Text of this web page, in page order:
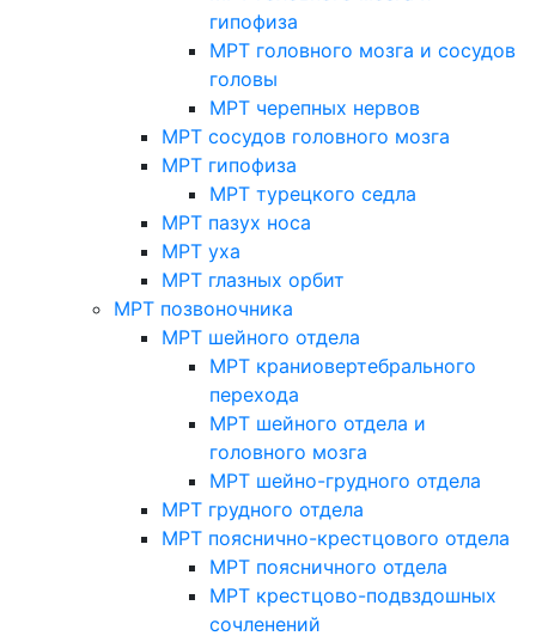
гипофиза
МРТ головного мозга и сосудов
головы
МРТ черепных нервов
МРТ сосудов головного мозга
МРТ гипофиза
МРТ турецкого седла
МРТ пазух носа
МРТ уха
МРТ глазных орбит
МРТ позвоночника
МРТ шейного отдела
МРТ краниовертебрального
перехода
МРТ шейного отдела и
головного мозга
МРТ шейно-грудного отдела
МРТ грудного отдела
МРТ пояснично-крестцового отдела
МРТ поясничного отдела
МРТ крестцово-подвздошных
сочленений